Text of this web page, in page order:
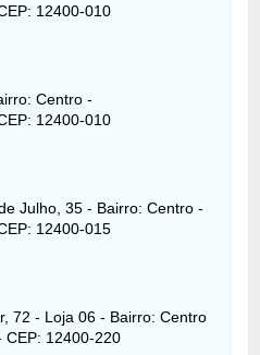
12400-010
Centro -
12400-010
Julho, 35 - Bairro: Centro -
12400-015
72 - Loja 06 - Bairro: Centro
CEP: 12400-220